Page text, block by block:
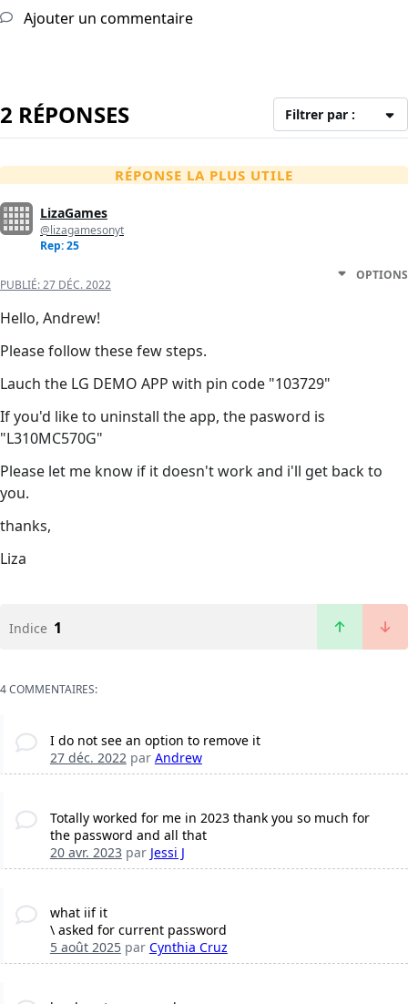
Ajouter un commentaire
2 RÉPONSES Filtrer par :
RÉPONSE LA PLUS UTILE
LizaGames
@lizagamesonyt
Rep: 25
PUBLIÉ:27 DÉC. 2022
OPTIONS
Hello, Andrew!
Please follow these few steps.
Lauch the LG DEMO APP with pin code "103729"
If you'd like to uninstall the app, the pasword is
"L310MC570G"
Please let me know if it doesn't work and i'll get back to
you.
thanks,
Liza
Indice 1
4 COMMENTAIRES:
I do not see an option to remove it
27 déc. 2022par Andrew
Totally worked for me in 2023 thank you so much for
the password and all that
20 avr. 2023par Jessi J
what iif it
\ asked for current password
5 août 2025par Cynthia Cruz